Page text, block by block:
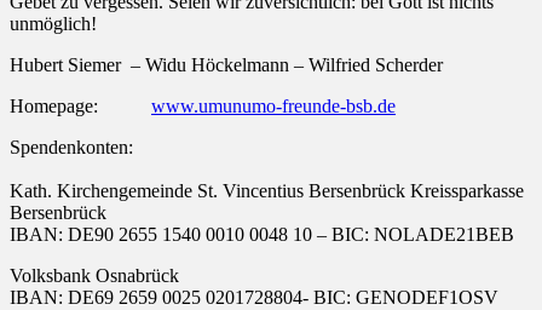
unmöglich!
Hubert Siemer – Widu Höckelmann – Wilfried Scherder
Homepage: www.umunumo-freunde-bsb.de
Spendenkonten:
Kath. Kirchengemeinde St. Vincentius Bersenbrück Kreissparkasse
Bersenbrück
IBAN: DE90 2655 1540 0010 0048 10 – BIC: NOLADE21BEB
Volksbank Osnabrück
IBAN: DE69 2659 0025 0201728804- BIC: GENODEF1OSV